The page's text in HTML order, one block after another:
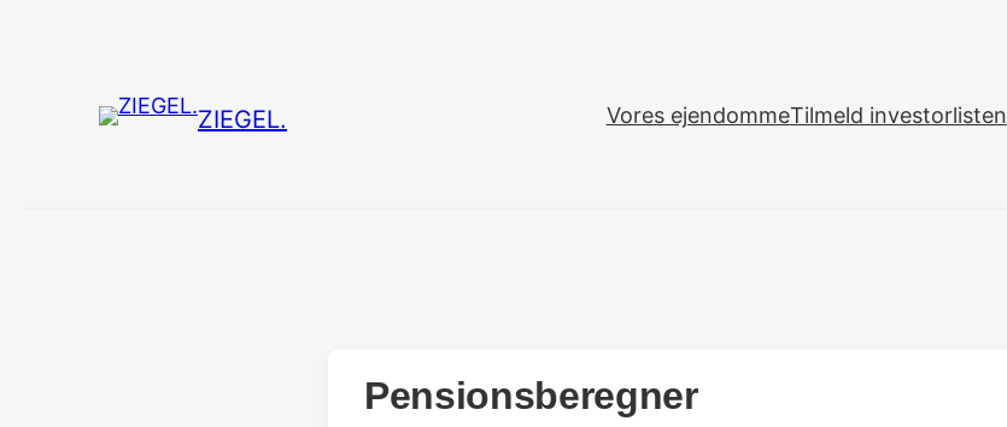
ZIEGEL. Vores ejendommeTilmeld investorlisten
Pensionsberegner